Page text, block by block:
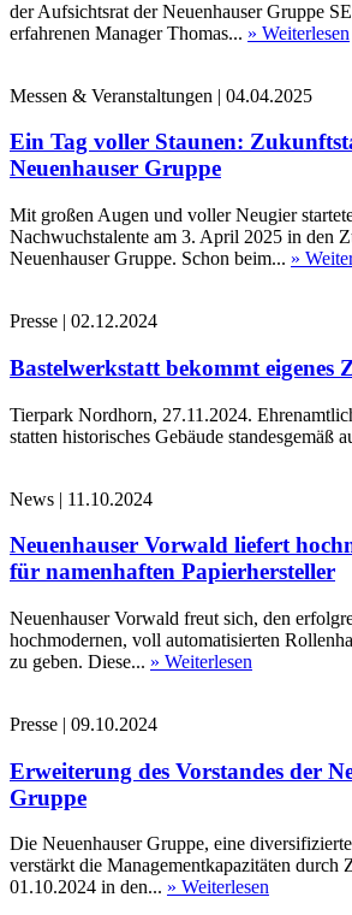
der Aufsichtsrat der Neuenhauser Gruppe
erfahrenen Manager Thomas... » Weiterlesen
Messen & Veranstaltungen | 04.04.2025
Ein Tag voller Staunen:
Neuenhauser Gruppe
Mit großen Augen und voller Neugier
Nachwuchstalente am 3. April 2025 in den
Neuenhauser Gruppe. Schon beim... »
Presse | 02.12.2024
Bastelwerkstatt bekommt eigenes
Tierpark Nordhorn, 27.11.2024.
statten historisches Gebäude standesgemäß
News | 11.10.2024
Neuenhauser Vorwald liefert
für namenhaften Papierhersteller
Neuenhauser Vorwald freut sich, den
hochmodernen, voll automatisierten
zu geben. Diese... » Weiterlesen
Presse | 09.10.2024
Erweiterung des Vorstandes der
Gruppe
Die Neuenhauser Gruppe, eine
verstärkt die Managementkapazitäten durch
01.10.2024 in den... » Weiterlesen